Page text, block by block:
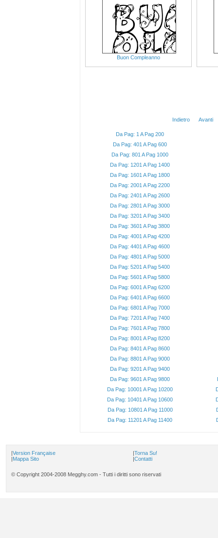
Buon Compleanno
Indietro Avanti
Da Pag: 1 A Pag 200
Da Pag: 401 A Pag 600
Da Pag: 801 A Pag 1000
Da Pag: 1201 A Pag 1400
Da Pag: 1601 A Pag 1800
Da Pag: 2001 A Pag 2200
Da Pag: 2401 A Pag 2600
Da Pag: 2801 A Pag 3000
Da Pag: 3201 A Pag 3400
Da Pag: 3601 A Pag 3800
Da Pag: 4001 A Pag 4200
Da Pag: 4401 A Pag 4600
Da Pag: 4801 A Pag 5000
Da Pag: 5201 A Pag 5400
Da Pag: 5601 A Pag 5800
Da Pag: 6001 A Pag 6200
Da Pag: 6401 A Pag 6600
Da Pag: 6801 A Pag 7000
Da Pag: 7201 A Pag 7400
Da Pag: 7601 A Pag 7800
Da Pag: 8001 A Pag 8200
Da Pag: 8401 A Pag 8600
Da Pag: 8801 A Pag 9000
Da Pag: 9201 A Pag 9400
Da Pag: 9601 A Pag 9800
Da Pag: 10001 A Pag 10200
Da Pag: 10401 A Pag 10600
Da Pag: 10801 A Pag 11000
Da Pag: 11201 A Pag 11400
|Version Française
|Mappa Sito
|Torna Su!
|Contatti
© Copyright 2004-2008 Megghy.com - Tutti i diritti sono riservati